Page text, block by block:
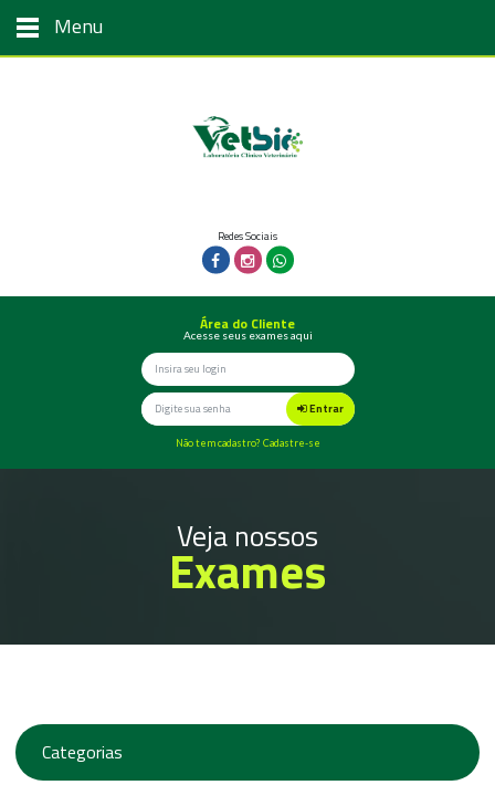
Menu
Redes Sociais
Área do Cliente
Acesse seus exames aqui
Entrar
Não tem cadastro? Cadastre-se
Veja nossos
Exames
Categorias